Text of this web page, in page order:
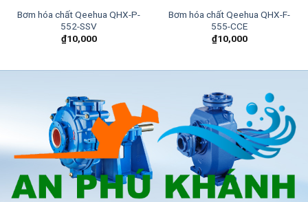
Bơm hóa chất Qeehua QHX-P-
552-SSV
₫10,000
Bơm hóa chất Qeehua QHX-F-
555-CCE
₫10,000